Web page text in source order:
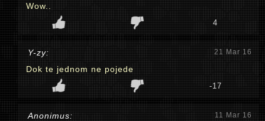
Wow..
4
Y-zy: 21 Mar 16
Dok te jednom ne pojede
-17
Anonimus: 11 Mar 16